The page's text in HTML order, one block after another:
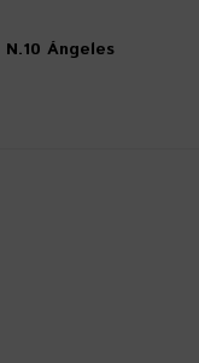
Ángeles